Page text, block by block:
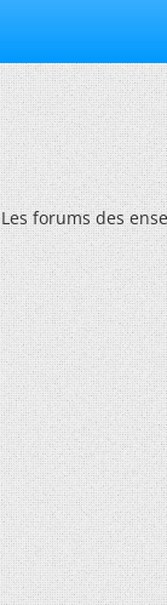
Les forums des